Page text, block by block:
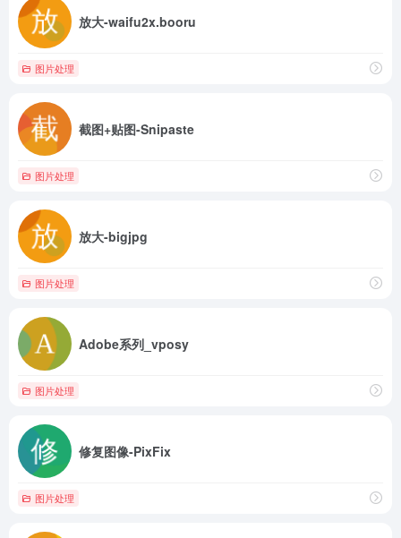
放大-waifu2x.booru
图片处理
截图+贴图-Snipaste
图片处理
放大-bigjpg
图片处理
Adobe系列_vposy
图片处理
修复图像-PixFix
图片处理